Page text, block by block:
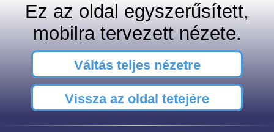
Ez az oldal egyszerűsített,
mobilra tervezett nézete.
Váltás teljes nézetre
Vissza az oldal tetejére